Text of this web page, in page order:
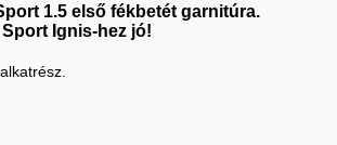
1.5 első fékbetét garnitúra.
Ignis-hez jó!